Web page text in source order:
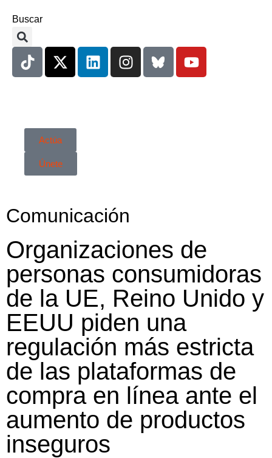
Buscar
Actúa
Únete
Comunicación
Organizaciones de
personas consumidoras
de la UE, Reino Unido y
EEUU piden una
regulación más estricta
de las plataformas de
compra en línea ante el
aumento de productos
inseguros